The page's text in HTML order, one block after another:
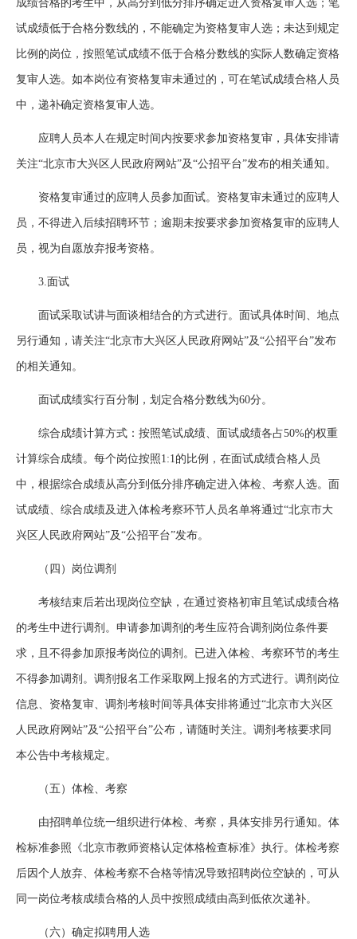
成绩合格的考生中，从高分到低分排序确定进入资格复审人选；笔
试成绩低于合格分数线的，不能确定为资格复审人选；未达到规定
比例的岗位，按照笔试成绩不低于合格分数线的实际人数确定资格
复审人选。如本岗位有资格复审未通过的，可在笔试成绩合格人员
中，递补确定资格复审人选。
应聘人员本人在规定时间内按要求参加资格复审，具体安排请
关注“北京市大兴区人民政府网站”及“公招平台”发布的相关通知。
资格复审通过的应聘人员参加面试。资格复审未通过的应聘人
员，不得进入后续招聘环节；逾期未按要求参加资格复审的应聘人
员，视为自愿放弃报考资格。
3.面试
面试采取试讲与面谈相结合的方式进行。面试具体时间、地点
另行通知，请关注“北京市大兴区人民政府网站”及“公招平台”发布
的相关通知。
面试成绩实行百分制，划定合格分数线为60分。
综合成绩计算方式：按照笔试成绩、面试成绩各占50%的权重
计算综合成绩。每个岗位按照1:1的比例，在面试成绩合格人员
中，根据综合成绩从高分到低分排序确定进入体检、考察人选。面
试成绩、综合成绩及进入体检考察环节人员名单将通过“北京市大
兴区人民政府网站”及“公招平台”发布。
（四）岗位调剂
考核结束后若出现岗位空缺，在通过资格初审且笔试成绩合格
的考生中进行调剂。申请参加调剂的考生应符合调剂岗位条件要
求，且不得参加原报考岗位的调剂。已进入体检、考察环节的考生
不得参加调剂。调剂报名工作采取网上报名的方式进行。调剂岗位
信息、资格复审、调剂考核时间等具体安排将通过“北京市大兴区
人民政府网站”及“公招平台”公布，请随时关注。调剂考核要求同
本公告中考核规定。
（五）体检、考察
由招聘单位统一组织进行体检、考察，具体安排另行通知。体
检标准参照《北京市教师资格认定体格检查标准》执行。体检考察
后因个人放弃、体检考察不合格等情况导致招聘岗位空缺的，可从
同一岗位考核成绩合格的人员中按照成绩由高到低依次递补。
（六）确定拟聘用人选